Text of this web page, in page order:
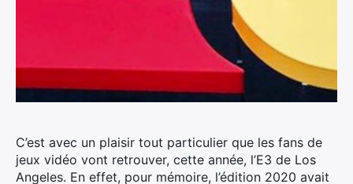
C’est avec un plaisir tout particulier que les fans de
jeux vidéo vont retrouver, cette année, l’E3 de Los
Angeles. En effet, pour mémoire, l’édition 2020 avait